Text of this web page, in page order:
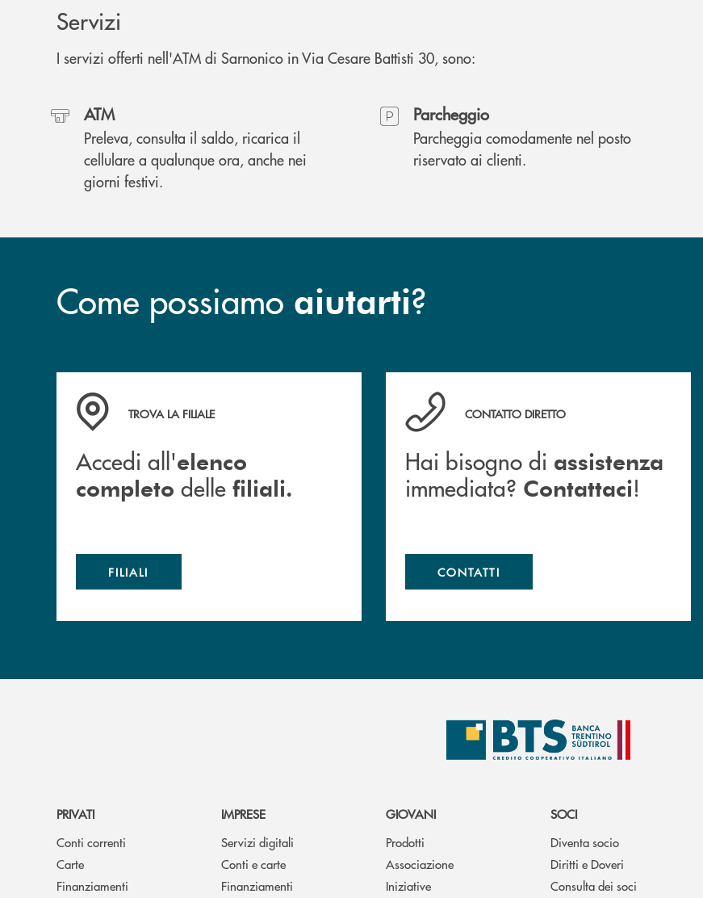
Servizi
I servizi offerti nell'ATM di Sarnonico in Via Cesare Battisti 30, sono:
ATM
Preleva, consulta il saldo, ricarica il
cellulare a qualunque ora, anche nei
giorni festivi.
Parcheggio
Parcheggia comodamente nel posto
riservato ai clienti.
Come possiamo aiutarti?
Accedi all' elenco completo delle filiali.
TROVA LA FILIALE
Accedi all'elenco
completo delle filiali.
FILIALI
Hai bisogno di assistenza immediata? Contattaci !
CONTATTO DIRETTO
Hai bisogno di assistenza
immediata? Contattaci!
CONTATTI
PRIVATI
Conti correnti
Carte
Finanziamenti
IMPRESE
Servizi digitali
Conti e carte
Finanziamenti
GIOVANI
Prodotti
Associazione
Iniziative
SOCI
Diventa socio
Diritti e Doveri
Consulta dei soci